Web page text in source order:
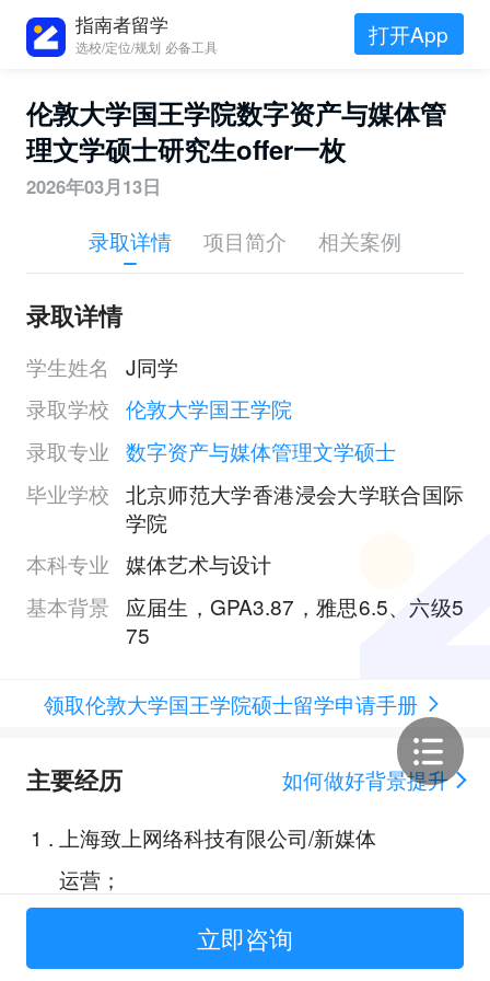
指南者留学
选校/定位/规划 必备工具 打开App
伦敦大学国王学院数字资产与媒体管
理文学硕士研究生offer一枚
2026年03月13日
录取详情 项目简介 相关案例
录取详情
学生姓名
J同学
录取学校 伦敦大学国王学院
录取专业 数字资产与媒体管理文学硕士
毕业学校 北京师范大学香港浸会大学联合国际
学院
本科专业 媒体艺术与设计
基本背景
应届生，GPA3.87，雅思6.5、六级5
75
领取伦敦大学国王学院硕士留学申请手册
主要经历
如何做好背景提升
1 . 上海致上网络科技有限公司/新媒体
运营；
广东广播电视台城市之声节目组编
辑 / 记者 ；
立即咨询